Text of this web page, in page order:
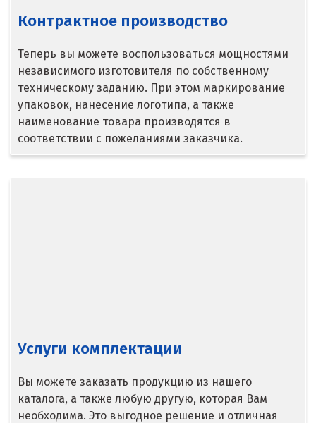
Кемерово
Киров
Красногорск
Краснодар
Краснотурьинск
Контрактное производство
Теперь вы можете воспользоваться мощностями
независимого изготовителя по собственному
техническому заданию. При этом маркирование
упаковок, нанесение логотипа, а также
наименование товара производятся в
соответствии с пожеланиями заказчика.
Услуги комплектации
Вы можете заказать продукцию из нашего
каталога, а также любую другую, которая Вам
необходима. Это выгодное решение и отличная